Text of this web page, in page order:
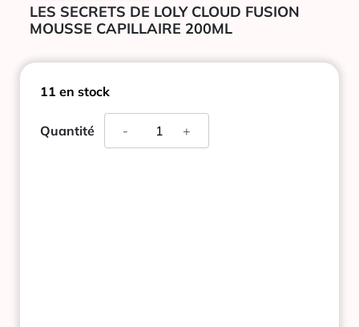
LES SECRETS DE LOLY CLOUD FUSION
MOUSSE CAPILLAIRE 200ML
11 en stock
Quantité +
quantité
-